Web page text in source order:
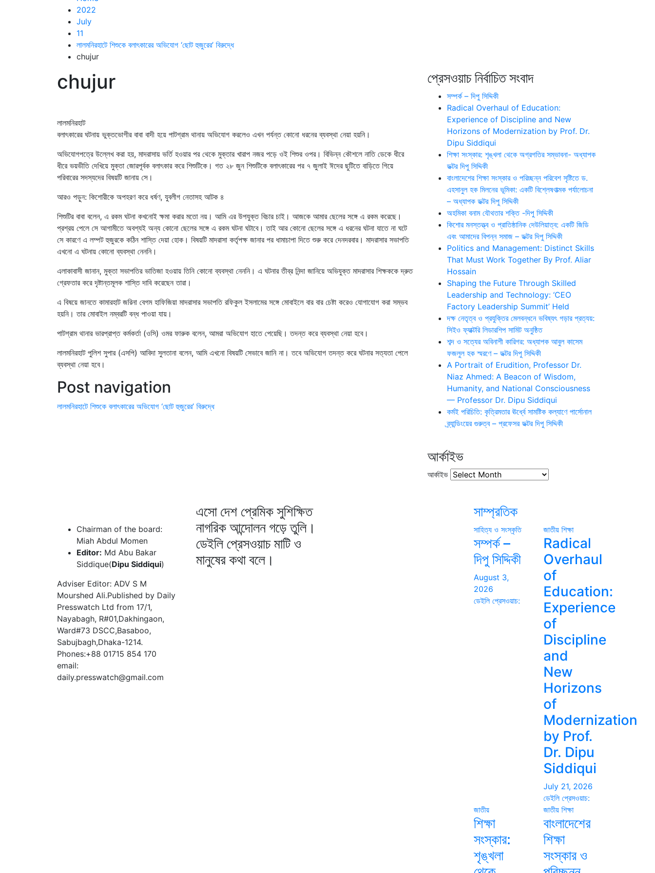
2022
July
11
লালমনিরহাটে শিশুকে বলাৎকারের অভিযোগ ‘ছোট হুজুরের’ বিরুদ্ধে
chujur
chujur
লালমনিরহাট
বলাৎকারের ঘটনায় ভুক্তভোগীর বাবা বাদী হয়ে পাটগ্রাম থানায় অভিযোগ করলেও এখন পর্যন্ত কোনো ধরনের ব্যবস্থা নেয়া হয়নি।
অভিযোগপত্রে উল্লেখ করা হয়, মাদরাসায় ভর্তি হওয়ার পর থেকে মুক্তার খারাপ নজর পড়ে ওই শিশুর ওপর। বিভিন্ন কৌশলে নাতি ডেকে ধীরে
ধীরে ভয়ভীতি দেখিয়ে মুক্তা জোরপূর্বক বলাৎকার করে শিশুটিকে। গত ২৮ জুন শিশুটিকে বলাৎকারের পর ৭ জুলাই ঈদের ছুটিতে বাড়িতে গিয়ে
পরিবারের সদস্যদের বিষয়টি জানায় সে।
আরও পড়ুন: কিশোরীকে অপহরণ করে ধর্ষণ, যুবলীগ নেতাসহ আটক ৪
শিশুটির বাবা বলেন, এ রকম ঘটনা কখনোই ক্ষমা করার মতো নয়। আমি এর উপযুক্ত বিচার চাই। আজকে আমার ছেলের সঙ্গে এ রকম করেছে।
প্রশ্রয় পেলে সে আগামীতে অবশ্যই অন্য কোনো ছেলের সঙ্গে এ রকম ঘটনা ঘটাবে। তাই আর কোনো ছেলের সঙ্গে এ ধরনের ঘটনা যাতে না ঘটে
সে কারণে এ লম্পট হুজুরকে কঠিন শাস্তি দেয়া হোক। বিষয়টি মাদরাসা কর্তৃপক্ষ জানার পর ধামাচাপা দিতে শুরু করে দেনদরবার। মাদরাসার সভাপতি
এখনো এ ঘটনায় কোনো ব্যবস্থা নেননি।
এলাকাবাসী জানান, মুক্তা সভাপতির ভাতিজা হওয়ায় তিনি কোনো ব্যবস্থা নেননি। এ ঘটনার তীব্র নিন্দা জানিয়ে অভিযুক্ত মাদরাসার শিক্ষককে দ্রুত
গ্রেফতার করে দৃষ্টান্তমূলক শাস্তি দাবি করেছেন তারা।
এ বিষয়ে জানতে কামারহাট জরিনা বেগম হাফিজিয়া মাদরাসার সভাপতি রফিকুল ইসলামের সঙ্গে মোবাইলে বার বার চেষ্টা করেও যোগাযোগ করা সম্ভব
হয়নি। তার মোবাইল নম্বরটি বন্ধ পাওয়া যায়।
পাটগ্রাম থানার ভারপ্রাপ্ত কর্মকর্তা (ওসি) ওমর ফারুক বলেন, আমরা অভিযোগ হাতে পেয়েছি। তদন্ত করে ব্যবস্থা নেয়া হবে।
লালমনিরহাট পুলিশ সুপার (এসপি) আবিদা সুলতানা বলেন, আমি এখনো বিষয়টি সেভাবে জানি না। তবে অভিযোগ তদন্ত করে ঘটনার সত্যতা পেলে
ব্যবস্থা নেয়া হবে।
Post navigation
লালমনিরহাটে শিশুকে বলাৎকারের অভিযোগ ‘ছোট হুজুরের’ বিরুদ্ধে
প্রেসওয়াচ নির্বাচিত সংবাদ
সম্পর্ক – দিপু সিদ্দিকী
Radical Overhaul of Education:
Experience of Discipline and New
Horizons of Modernization by Prof. Dr.
Dipu Siddiqui
শিক্ষা সংস্কার: শৃঙ্খলা থেকে অগ্রগতির সম্ভাবনা- অধ্যাপক
ডক্টর দিপু সিদ্দিকী
বাংলাদেশের শিক্ষা সংস্কার ও পরিচ্ছন্ন পরিবেশ সৃষ্টিতে ড.
এহসানুল হক মিলনের ভূমিকা: একটি বিশ্লেষণাত্মক পর্যালোচনা
– অধ্যাপক ডক্টর দিপু সিদ্দিকী
অহমিকা বনাম যৌথতার শক্তি -দিপু সিদ্দিকী
কিশোর মনস্তত্ত্ব ও প্রাতিষ্ঠানিক দেউলিয়াত্ব: একটি জিডি
এবং আমাদের বিপন্ন সমাজ – ডক্টর দিপু সিদ্দিকী
Politics and Management: Distinct Skills
That Must Work Together By Prof. Aliar
Hossain
Shaping the Future Through Skilled
Leadership and Technology: ‘CEO
Factory Leadership Summit’ Held
দক্ষ নেতৃত্ব ও প্রযুক্তির মেলবন্ধনে ভবিষ্যৎ গড়ার প্রত্যয়:
সিইও ফ্যাক্টরি লিডারশিপ সামিট অনুষ্ঠিত
শব্দ ও সত্যের অবিনাশী কারিগর: অধ্যাপক আবুল কাসেম
ফজলুল হক স্মরণে – ডক্টর দিপু সিদ্দিকী
A Portrait of Erudition, Professor Dr.
Niaz Ahmed: A Beacon of Wisdom,
Humanity, and National Consciousness
— Professor Dr. Dipu Siddiqui
কর্মই পরিচিতি: কৃত্রিমতার ঊর্ধ্বে সামষ্টিক কল্যাণে পার্সোনাল
ব্র্যান্ডিংয়ের গুরুত্ব – প্রফেসর ডক্টর দিপু সিদ্দিকী
আর্কাইভ
আর্কাইভ
Chairman of the board:
Miah Abdul Momen
Editor: Md Abu Bakar
Siddique(Dipu Siddiqui)
Adviser Editor: ADV S M
Mourshed Ali.Published by Daily
Presswatch Ltd from 17/1,
Nayabagh, R#01,Dakhingaon,
Ward#73 DSCC,Basaboo,
Sabujbagh,Dhaka-1214.
Phones:+88 01715 854 170
email:
daily.presswatch@gmail.com
এসো দেশ প্রেমিক সুশিক্ষিত
নাগরিক আন্দোলন গড়ে তুলি।
ডেইলি প্রেসওয়াচ মাটি ও
মানুষের কথা বলে।
সাম্প্রতিক
সাহিত্য ও সংস্কৃতি
সম্পর্ক –
দিপু সিদ্দিকী
August 3,
2026
ডেইলি প্রেসওয়াচ:
জাতীয় শিক্ষা
Radical
Overhaul
of
Education:
Experience
of
Discipline
and
New
Horizons
of
Modernization
by Prof.
Dr. Dipu
Siddiqui
July 21, 2026
ডেইলি প্রেসওয়াচ:
জাতীয়
শিক্ষা
সংস্কার:
শৃঙ্খলা
জাতীয় শিক্ষা
বাংলাদেশের
শিক্ষা
সংস্কার ও